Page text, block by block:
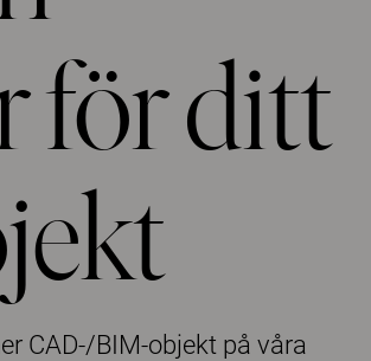
för ditt
CAD-/BIM-objekt på våra